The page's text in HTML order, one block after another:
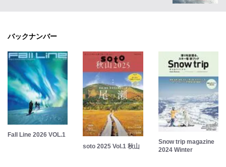
バックナンバー
Fall Line 2026 VOL.1
soto 2025 Vol.1 秋山
Snow trip magazine
2024 Winter